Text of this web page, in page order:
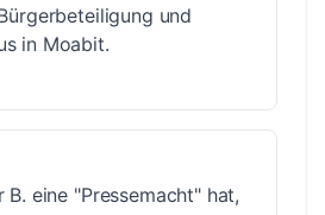
und
in Moabit.
B. eine "Pressemacht" hat,